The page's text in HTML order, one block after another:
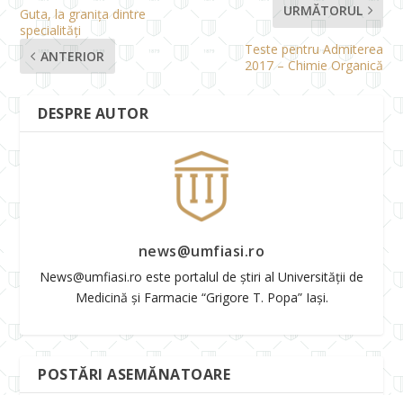
Guta, la granița dintre
specialități
ANTERIOR
URMĂTORUL
Teste pentru Admiterea
2017 – Chimie Organică
DESPRE AUTOR
news@umfiasi.ro
News@umfiasi.ro este portalul de știri al Universității de
Medicină și Farmacie “Grigore T. Popa” Iași.
POSTĂRI ASEMĂNATOARE